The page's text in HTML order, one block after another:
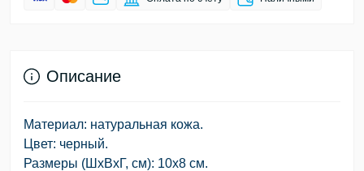
Описание
Материал: натуральная кожа.
Цвет: черный.
Размеры (ШхВхГ, см): 10х8 см.